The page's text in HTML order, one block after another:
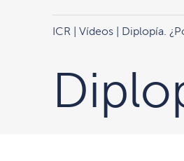
ICR Vídeos| Diplopía.